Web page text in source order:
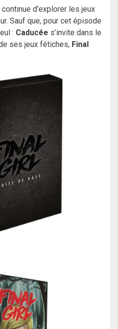
continue d’explorer les jeux
Sauf que, pour cet épisode
: Caducée s’invite dans le
ses jeux fétiches, Final